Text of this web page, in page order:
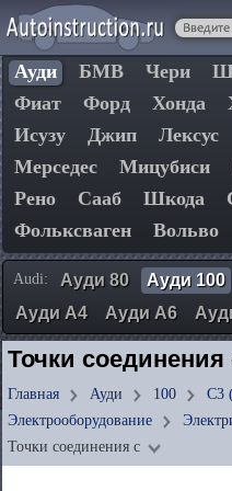
Ауди БМВ Чери
Фиат
Форд Хонда
Исузу
Джип Лексус
Мерседес
Мицубиси
Рено
Сааб Шкода
Фольксваген
Вольво
Audi: Ауди 80 Ауди 100
Ауди А4
Ауди А6
Точки соединения
Главная Ауди 100
C3
Электрооборудование
Точки соединения с